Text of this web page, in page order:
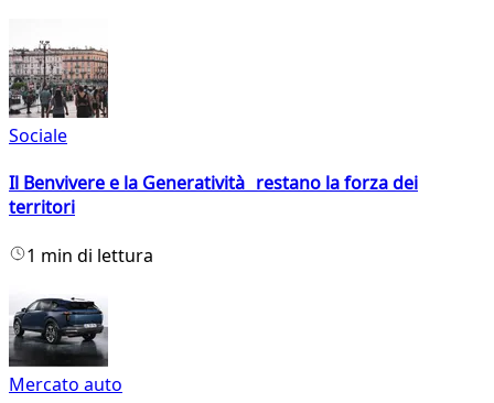
Sociale
Il Benvivere e la Generatività restano la forza dei
territori
1 min di lettura
Mercato auto